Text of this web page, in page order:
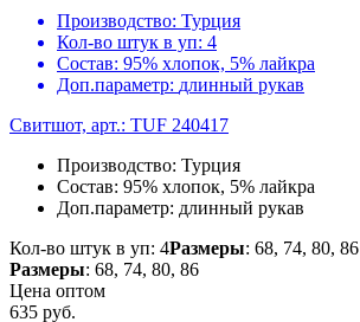
Производство: Турция
Кол-во штук в уп: 4
Состав: 95% хлопок, 5% лайкра
Доп.параметр: длинный рукав
Свитшот, арт.: TUF 240417
Производство: Турция
Состав: 95% хлопок, 5% лайкра
Доп.параметр: длинный рукав
Кол-во штук в уп: 4Размеры: 68, 74, 80, 86
Размеры: 68, 74, 80, 86
Цена оптом
635 руб.